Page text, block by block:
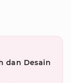
dan Desain